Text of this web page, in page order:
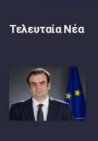
Τελευταία Νέα